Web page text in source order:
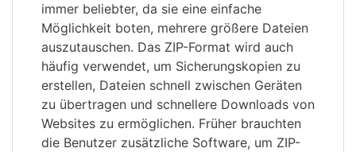
immer beliebter, da sie eine einfache
Möglichkeit boten, mehrere größere Dateien
auszutauschen. Das ZIP-Format wird auch
häufig verwendet, um Sicherungskopien zu
erstellen, Dateien schnell zwischen Geräten
zu übertragen und schnellere Downloads von
Websites zu ermöglichen. Früher brauchten
die Benutzer zusätzliche Software, um ZIP-